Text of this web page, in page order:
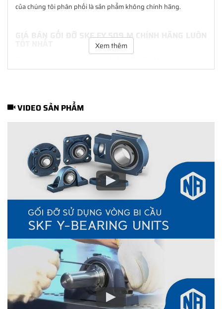
của chúng tôi phân phối là sản phẩm không chính hãng.
GIÁ BÁN GỐI ĐỠ SKF FY 509 M CHÍNH HÃNG LUÔN
với nhiều ưu đãi kèm theo và các dịch vụ hẫu mãi sau bán hàng.
Tất cả các sản phẩm SKF chính hãng do SKF Ngọc Anh
phối đều được bảo hành chính hãng theo đúng tiêu chuẩn bảo
hành của nhà sản xuất.
CÁCH NHẬN BIẾT VÀ PHÂN BIỆT GỐI ĐỠ SKF FY
509 M CHÍNH HÃNG
Mua hàng tại các đại lý ủy quyền của SKF để yên tâm về nguồn
gốc của sản phẩm. Ngoài ra bạn cũng có thể tự kiểm tra và phân
biệt các sản phẩm SKF chính hãng bằng các cách sau:
Những cách phân biệt vòng bi SKF giả bằng mắt thường
SKF Authenticate, Phần mềm kiểm tra vòng bi SKF giả
✅Cảnh báo của chuyên gia SKF về vòng bi SKF giả
Xem thêm
VIDEO SẢN PHẨM